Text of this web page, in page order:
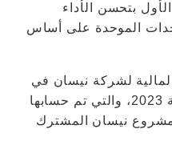
بتحسن الأداء
الموحدة على أساس
لشركة نيسان في
النصف الأول من السنة المالية 2023، والتي تم حسابها
نيسان المشترك